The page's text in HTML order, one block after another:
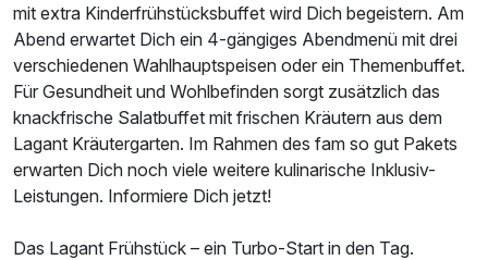
mit extra Kinderfrühstücksbuffet wird Dich begeistern. Am
Abend erwartet Dich ein 4-gängiges Abendmenü mit drei
verschiedenen Wahlhauptspeisen oder ein Themenbuffet.
Für Gesundheit und Wohlbefinden sorgt zusätzlich das
knackfrische Salatbuffet mit frischen Kräutern aus dem
Lagant Kräutergarten. Im Rahmen des fam so gut Pakets
erwarten Dich noch viele weitere kulinarische Inklusiv-
Leistungen. Informiere Dich jetzt!
Das Lagant Frühstück – ein Turbo-Start in den Tag.